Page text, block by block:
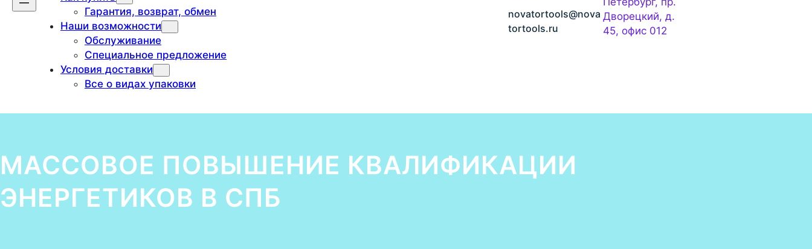
Гарантия, возврат, обмен
Наши возможности
Обслуживание
Специальное предложение
Условия доставки
Все о видах упаковки
novatortools@nova
tortools.ru
Дворецкий, д.
45, офис 012
МАССОВОЕ ПОВЫШЕНИЕ КВАЛИФИКАЦИИ
ЭНЕРГЕТИКОВ В СПБ